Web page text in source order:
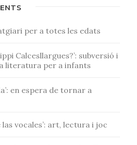
per a totes les edats
Calcesllargues?’: subversió i
literatura per a infants
en espera de tornar a
las vocales’: art, lectura i joc